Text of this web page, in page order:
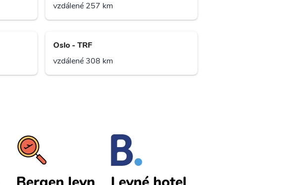
vzdálené 257 km
Oslo - TRF
vzdálené 308 km